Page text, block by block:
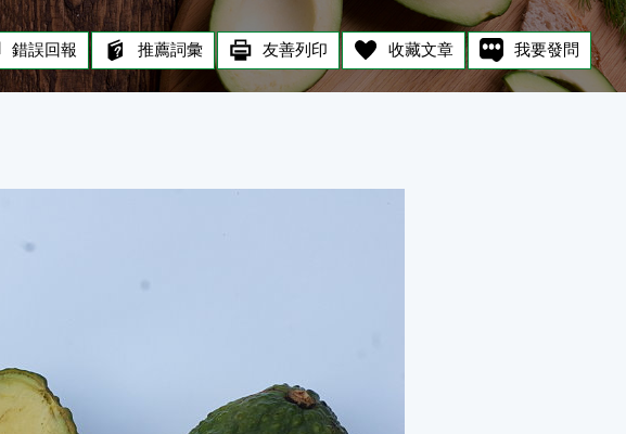
錯誤回報 推薦詞彙 友善列印 收藏文章 我要發問